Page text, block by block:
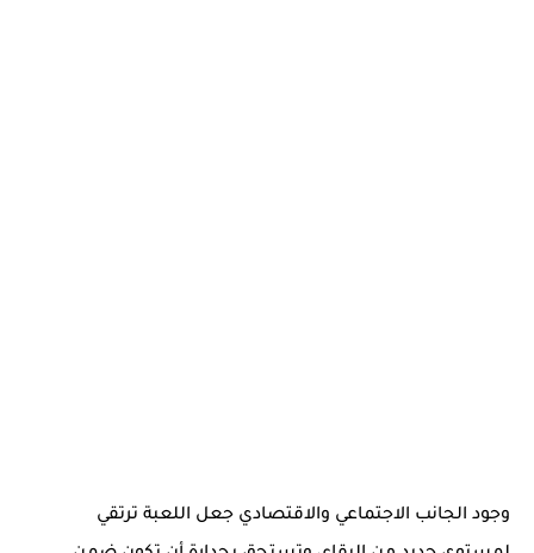
وجود الجانب الاجتماعي والاقتصادي جعل اللعبة ترتقي